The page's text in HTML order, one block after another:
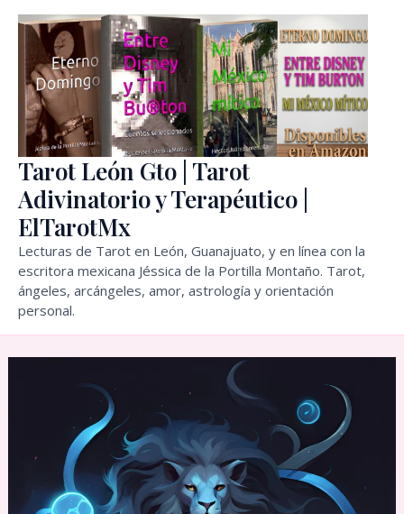
contenido
Tarot León Gto | Tarot
Adivinatorio y Terapéutico |
ElTarotMx
Lecturas de Tarot en León, Guanajuato, y en línea con la
escritora mexicana Jéssica de la Portilla Montaño. Tarot,
ángeles, arcángeles, amor, astrología y orientación
personal.